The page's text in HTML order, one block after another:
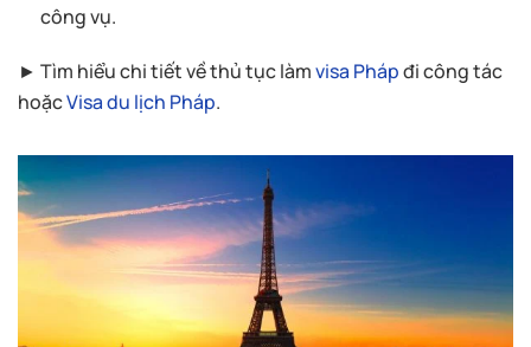
công vụ.
► Tìm hiểu chi tiết về thủ tục làmvisa Phápđi công tác
hoặcVisa du lịch Pháp.